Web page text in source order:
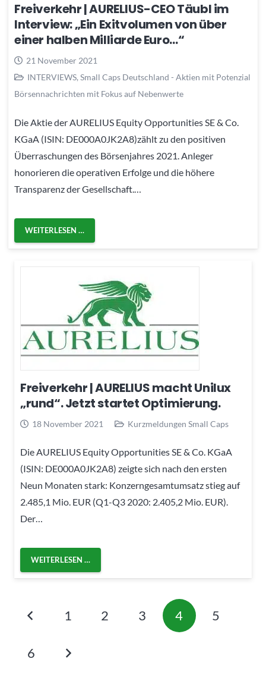
Freiverkehr | AURELIUS-CEO Täubl im
Interview: „Ein Exitvolumen von über
einer halben Milliarde Euro…“
21 November 2021
INTERVIEWS, Small Caps Deutschland - Aktien mit Potenzial
Börsennachrichten mit Fokus auf Nebenwerte
Die Aktie der AURELIUS Equity Opportunities SE & Co.
KGaA (ISIN: DE000A0JK2A8)zählt zu den positiven
Überraschungen des Börsenjahres 2021. Anleger
honorieren die operativen Erfolge und die höhere
Transparenz der Gesellschaft.…
WEITERLESEN …
Freiverkehr | AURELIUS macht Unilux
„rund“. Jetzt startet Optimierung.
18 November 2021 Kurzmeldungen Small Caps
Die AURELIUS Equity Opportunities SE & Co. KGaA
(ISIN: DE000A0JK2A8) zeigte sich nach den ersten
Neun Monaten stark: Konzerngesamtumsatz stieg auf
2.485,1 Mio. EUR (Q1-Q3 2020: 2.405,2 Mio. EUR).
Der…
WEITERLESEN …
1 2 3 4 5
6